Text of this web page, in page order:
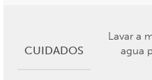
CUIDADOS
Lavar a
agua